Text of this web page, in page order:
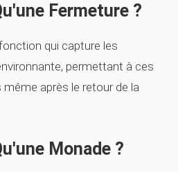
Fermeture ?
qui capture les
permettant à ces
après le retour de la
Monade ?